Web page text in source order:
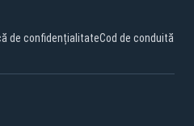
de confidențialitateCod de conduită